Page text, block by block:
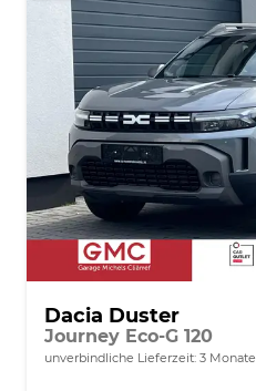
Dacia Duster
Journey Eco-G 120
unverbindliche Lieferzeit: 3 Monate